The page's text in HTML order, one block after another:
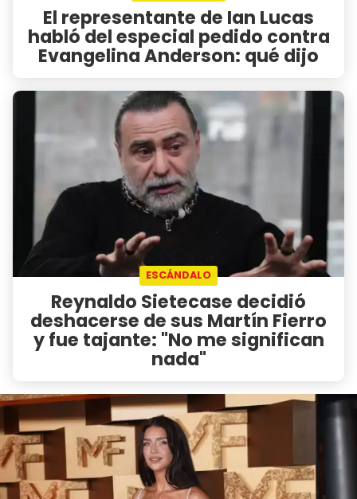
El representante de Ian Lucas
habló del especial pedido contra
Evangelina Anderson: qué dijo
ESCÁNDALO
Reynaldo Sietecase decidió
deshacerse de sus Martín Fierro
y fue tajante: "No me significan
nada"